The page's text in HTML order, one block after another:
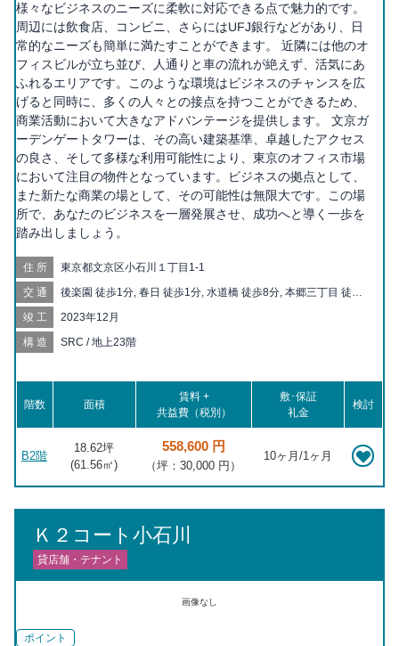
様々なビジネスのニーズに柔軟に対応できる点で魅力的です。
周辺には飲食店、コンビニ、さらにはUFJ銀行などがあり、日
常的なニーズも簡単に満たすことができます。 近隣には他のオ
フィスビルが立ち並び、人通りと車の流れが絶えず、活気にあ
ふれるエリアです。このような環境はビジネスのチャンスを広
げると同時に、多くの人々との接点を持つことができるため、
商業活動において大きなアドバンテージを提供します。 文京ガ
ーデンゲートタワーは、その高い建築基準、卓越したアクセス
の良さ、そして多様な利用可能性により、東京のオフィス市場
において注目の物件となっています。ビジネスの拠点として、
また新たな商業の場として、その可能性は無限大です。この場
所で、あなたのビジネスを一層発展させ、成功へと導く一歩を
踏み出しましょう。
住所 東京都文京区小石川１丁目1-1
交通
後楽園 徒歩1分, 春日 徒歩1分, 水道橋 徒歩8分, 本郷三丁目 徒歩9
歩17分, 御茶ノ水 徒歩18分, 本駒込 徒歩20分, 江戸川橋 徒歩20
分, 神保町 徒歩20分, 根津 徒歩20分, 茗荷谷 徒歩20分
竣工 2023年12月
構造 SRC / 地上23階
階数 面積
賃料 +
共益費（税別）
敷･保証
礼金
検討
B2階
18.62坪
(61.56㎡)
558,600 円
（坪：30,000 円）
10ヶ月/1ヶ月
Ｋ２コート小石川
貸店舗・テナント
画像なし
ポイント